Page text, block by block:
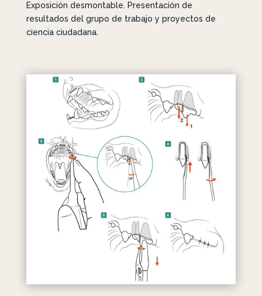
Exposición desmontable. Presentación de
resultados del grupo de trabajo y proyectos de
ciencia ciudadana.